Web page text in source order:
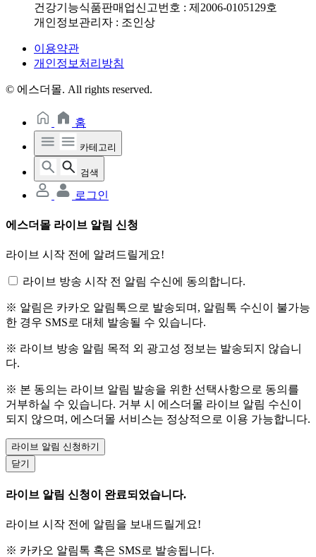
건강기능식품판매업신고번호 : 제2006-0105129호
개인정보관리자 : 조인상
이용약관
개인정보처리방침
© 에스더몰. All rights reserved.
홈
카테고리
검색
로그인
에스더몰 라이브 알림 신청
라이브 시작 전에 알려드릴게요!
라이브 방송 시작 전 알림 수신에 동의합니다.
※ 알림은 카카오 알림톡으로 발송되며, 알림톡 수신이 불가능
한 경우 SMS로 대체 발송될 수 있습니다.
※ 라이브 방송 알림 목적 외 광고성 정보는 발송되지 않습니
다.
※ 본 동의는 라이브 알림 발송을 위한 선택사항으로 동의를
거부하실 수 있습니다. 거부 시 에스더몰 라이브 알림 수신이
되지 않으며, 에스더몰 서비스는 정상적으로 이용 가능합니다.
라이브 알림 신청하기
닫기
라이브 알림 신청이 완료되었습니다.
라이브 시작 전에 알림을 보내드릴게요!
※ 카카오 알림톡 혹은 SMS로 발송됩니다.